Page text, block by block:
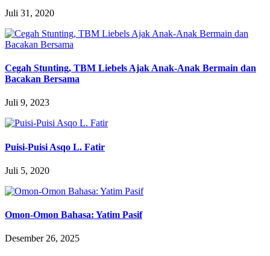
Juli 31, 2020
Cegah Stunting, TBM Liebels Ajak Anak-Anak Bermain dan
Bacakan Bersama
Juli 9, 2023
Puisi-Puisi Asqo L. Fatir
Juli 5, 2020
Omon-Omon Bahasa: Yatim Pasif
Desember 26, 2025